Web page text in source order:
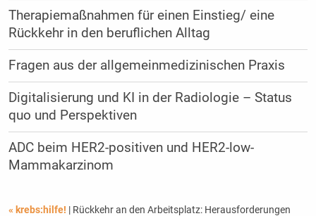
Therapiemaßnahmen für einen Einstieg/ eine
Rückkehr in den beruflichen Alltag
Fragen aus der allgemeinmedizinischen Praxis
Digitalisierung und KI in der Radiologie – Status
quo und Perspektiven
ADC beim HER2-positiven und HER2-low-
Mammakarzinom
« krebs:hilfe! | Rückkehr an den Arbeitsplatz: Herausforderungen